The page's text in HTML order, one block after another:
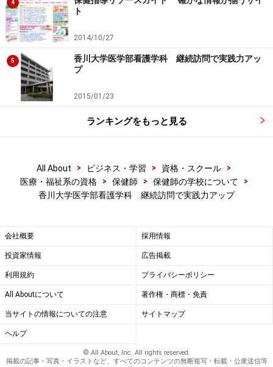
ポイントです。
離島をフィールドにした講義もあります
保健師教育のなかで注目したいのは、今後、附属病院
（香川大学医学部附属病院）を併設している利点を生か
し、附属病院に通院をしている、例えば出産を控えたお
母さんや高齢者の方々に対し、１年近い時間をかけての
さらに、同大学では離島保健・看護論という講義があ
こに住む高齢者の方々への継続訪問や介護予防、離島医
療などにも積極的に踏み込んでいきたいとのお話もあり
ました。
ちなみに、香川県は瀬戸内海に有人の離島がたくさんあ
り、全国で6番目の多さとか。そこをフィールドにする
意義を大西教授は
「小さな島は数日もあれば文化や地域性などが把握しや
4
ト
2014/10/27
5
香川大学医学部看護学科 継続訪問で実践力アッ
プ
2015/01/23
ランキングをもっと見る
All About > ビジネス・学習 > 資格・スクール
>
医療・福祉系の資格
> 保健師 > 保健師の学校について
>
香川大学医学部看護学科 継続訪問で実践力アップ
会社概要 採用情報
投資家情報 広告掲載
利用規約 プライバシーポリシー
All Aboutについて 著作権・商標・免責
当サイトの情報についての注意 サイトマップ
ヘルプ
© All About, Inc. All rights reserved.
掲載の記事・写真・イラストなど、すべてのコンテンツの無断複写・転載・公衆送信等